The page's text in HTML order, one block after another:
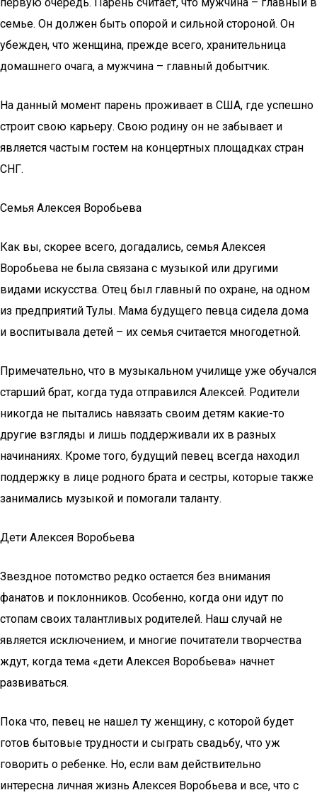
семье. Он должен быть опорой и сильной стороной. Он
убежден, что женщина, прежде всего, хранительница
домашнего очага, а мужчина – главный добытчик.
На данный момент парень проживает в США, где успешно
строит свою карьеру. Свою родину он не забывает и
является частым гостем на концертных площадках стран
СНГ.
Семья Алексея Воробьева
Как вы, скорее всего, догадались, семья Алексея
Воробьева не была связана с музыкой или другими
видами искусства. Отец был главный по охране, на одном
из предприятий Тулы. Мама будущего певца сидела дома
и воспитывала детей – их семья считается многодетной.
Примечательно, что в музыкальном училище уже обучался
старший брат, когда туда отправился Алексей. Родители
никогда не пытались навязать своим детям какие-то
другие взгляды и лишь поддерживали их в разных
начинаниях. Кроме того, будущий певец всегда находил
поддержку в лице родного брата и сестры, которые также
занимались музыкой и помогали таланту.
Дети Алексея Воробьева
Звездное потомство редко остается без внимания
фанатов и поклонников. Особенно, когда они идут по
стопам своих талантливых родителей. Наш случай не
является исключением, и многие почитатели творчества
ждут, когда тема «дети Алексея Воробьева» начнет
развиваться.
Пока что, певец не нашел ту женщину, с которой будет
готов бытовые трудности и сыграть свадьбу, что уж
говорить о ребенке. Но, если вам действительно
интересна личная жизнь Алексея Воробьева и все, что с